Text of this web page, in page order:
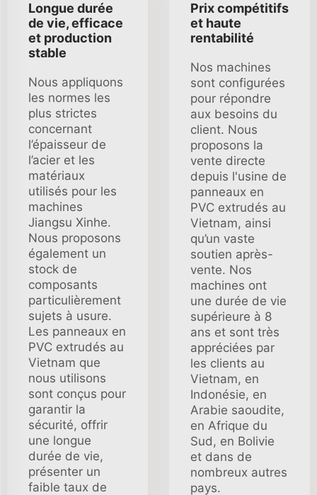
Longue durée
de vie, efficace
et production
stable
Nous appliquons
les normes les
plus strictes
concernant
l’épaisseur de
l’acier et les
matériaux
utilisés pour les
machines
Jiangsu Xinhe.
Nous proposons
également un
stock de
composants
particulièrement
sujets à usure.
Les panneaux en
PVC extrudés au
Vietnam que
nous utilisons
sont conçus pour
garantir la
sécurité, offrir
une longue
durée de vie,
présenter un
faible taux de
Prix compétitifs
et haute
rentabilité
Nos machines
sont configurées
pour répondre
aux besoins du
client. Nous
proposons la
vente directe
depuis l'usine de
panneaux en
PVC extrudés au
Vietnam, ainsi
qu’un vaste
soutien après-
vente. Nos
machines ont
une durée de vie
supérieure à 8
ans et sont très
appréciées par
les clients au
Vietnam, en
Indonésie, en
Arabie saoudite,
en Afrique du
Sud, en Bolivie
et dans de
nombreux autres
pays.